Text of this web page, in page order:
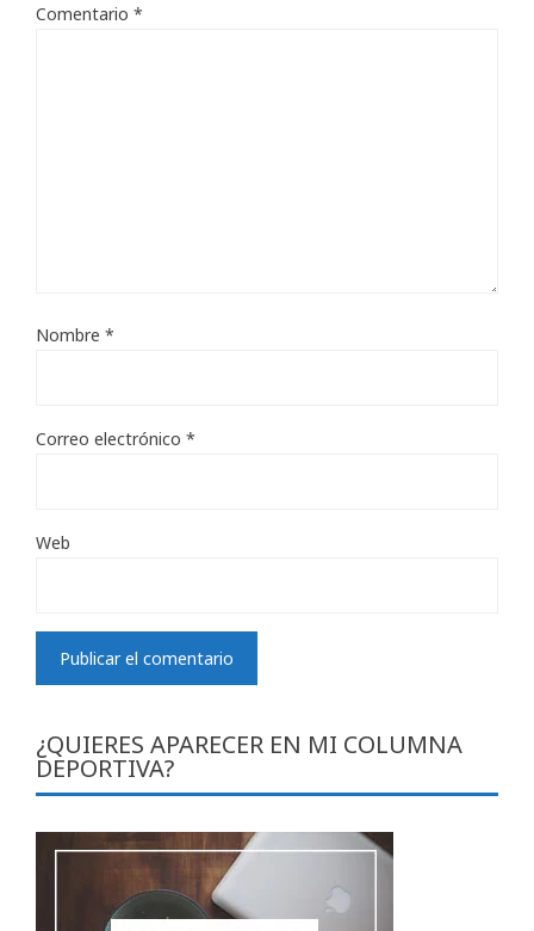
Comentario *
Nombre *
Correo electrónico *
Web
¿QUIERES APARECER EN MI COLUMNA
DEPORTIVA?